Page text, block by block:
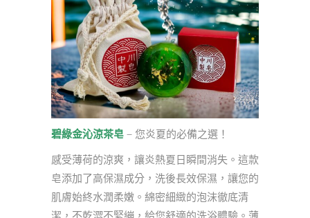
碧綠金沁涼茶皂— 您炎夏的必備之選！
感受薄荷的涼爽，讓炎熱夏日瞬間消失。這款
皂添加了高保濕成分，洗後長效保濕，讓您的
肌膚始終水潤柔嫩。綿密細緻的泡沫徹底清